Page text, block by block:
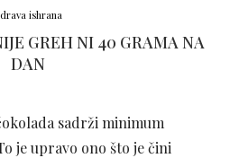
ishrana
GREH NI 40 GRAMA NA
DAN
sadrži minimum
je upravo ono što je čini